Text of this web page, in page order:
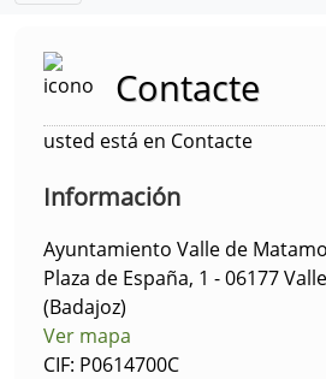
Contacte
usted está en Contacte
Información
Ayuntamiento Valle de
Plaza de España, 1 - 06177
(Badajoz)
Ver mapa
CIF: P0614700C